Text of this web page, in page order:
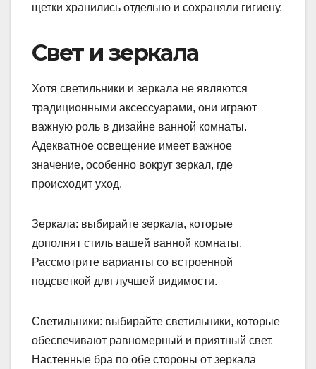
щетки хранились отдельно и сохраняли гигиену.
Свет и зеркала
Хотя светильники и зеркала не являются
традиционными аксессуарами, они играют
важную роль в дизайне ванной комнаты.
Адекватное освещение имеет важное
значение, особенно вокруг зеркал, где
происходит уход.
Зеркала: выбирайте зеркала, которые
дополнят стиль вашей ванной комнаты.
Рассмотрите варианты со встроенной
подсветкой для лучшей видимости.
Светильники: выбирайте светильники, которые
обеспечивают равномерный и приятный свет.
Настенные бра по обе стороны от зеркала